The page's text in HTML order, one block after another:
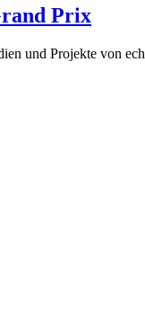
Prix
und Projekte von